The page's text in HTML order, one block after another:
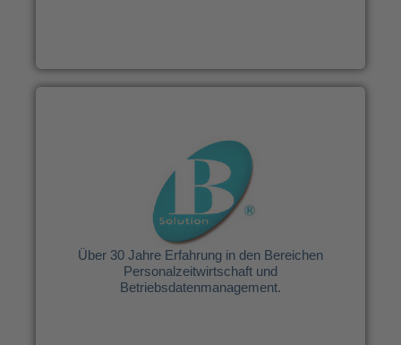
Über 30 Jahre Erfahrung in den Bereichen
Personalzeitwirtschaft und
Betriebsdatenmanagement.
B Solution AG
Über 30 Jahre Erfahrung in den Bereichen
Personalzeitwirtschaft und
Betriebsdatenmanagement.
Weitere Infos